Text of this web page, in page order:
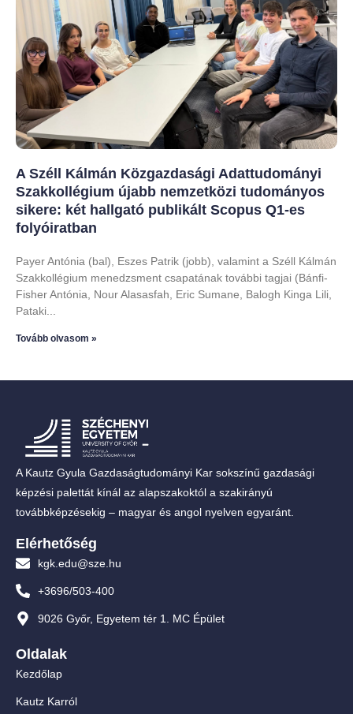
A Széll Kálmán Közgazdasági Adattudományi
Szakkollégium újabb nemzetközi tudományos
sikere: két hallgató publikált Scopus Q1-es
folyóiratban
Payer Antónia (bal), Eszes Patrik (jobb), valamint a Széll Kálmán
Szakkollégium menedzsment csapatának további tagjai (Bánfi-
Fisher Antónia, Nour Alasasfah, Eric Sumane, Balogh Kinga Lili,
Pataki
Tovább olvasom »
A Kautz Gyula Gazdaságtudományi Kar sokszínű gazdasági
képzési palettát kínál az alapszakoktól a szakirányú
továbbképzésekig – magyar és angol nyelven egyaránt.
Elérhetőség
kgk.edu@sze.hu
+3696/503-400
9026 Győr, Egyetem tér 1. MC Épület
Oldalak
Kezdőlap
Kautz Karról